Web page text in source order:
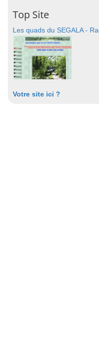
Top Site
Les quads du SEGALA -
Votre site ici ?